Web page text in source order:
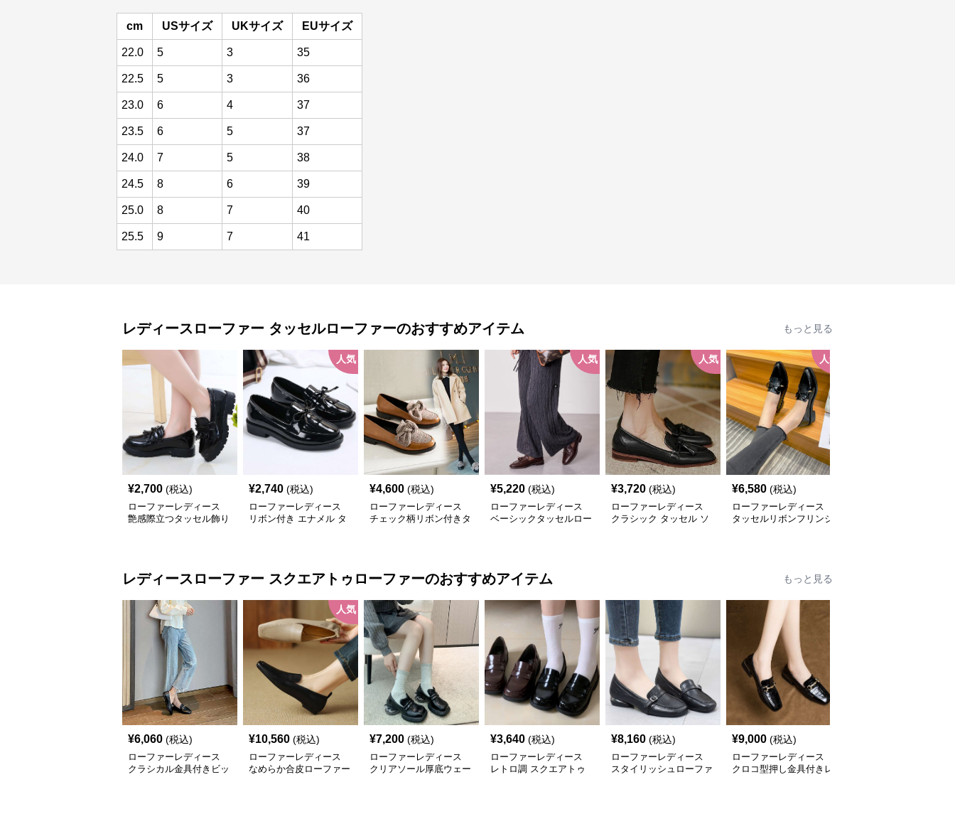
cm USサイズ UKサイズ EUサイズ
22.0 5 3 35
22.5 5 3 36
23.0 6 4 37
23.5 6 5 37
24.0 7 5 38
24.5 8 6 39
25.0 8 7 40
25.5 9 7 41
レディースローファー タッセルローファーのおすすめアイテム もっと見る
¥2,700 (税込)
ローファーレディース
艶感際立つタッセル飾り
人気
¥2,740 (税込)
ローファーレディース
リボン付き エナメル タ
¥4,600 (税込)
ローファーレディース
チェック柄リボン付きタ
人気
¥5,220 (税込)
ローファーレディース
ベーシックタッセルロー
人気
¥3,720 (税込)
ローファーレディース
クラシック タッセル ソ
人気
¥6,580 (税込)
ローファーレディース
タッセルリボンフリンジ
レディースローファー スクエアトゥローファーのおすすめアイテム もっと見る
¥6,060 (税込)
ローファーレディース
クラシカル金具付きビッ
人気
¥10,560 (税込)
ローファーレディース
なめらか合皮ローファー
¥7,200 (税込)
ローファーレディース
クリアソール厚底ウェー
¥3,640 (税込)
ローファーレディース
レトロ調 スクエアトゥ
¥8,160 (税込)
ローファーレディース
スタイリッシュローファ
¥9,000 (税込)
ローファーレディース
クロコ型押し金具付きレ